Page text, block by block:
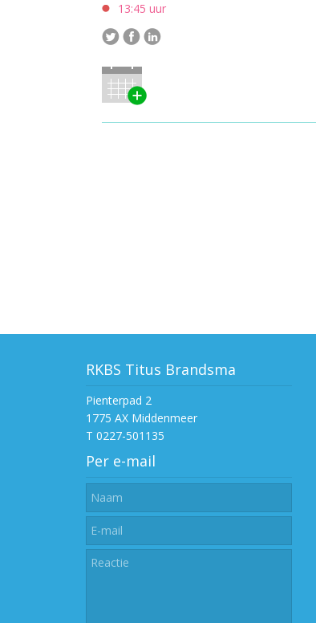
13:45 uur
RKBS Titus Brandsma
Pienterpad 2
1775 AX Middenmeer
T 0227-501135
Per e-mail